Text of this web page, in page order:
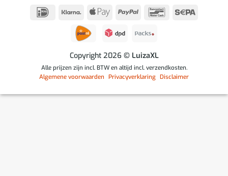
IDeal Klarna
Apple
PayPal Bancontact
Copyright 2026 © LuizaXL
Alle prijzen zijn incl. BTW en altijd incl. verzendkosten.
Algemene voorwaarden Privacyverklaring Disclaimer